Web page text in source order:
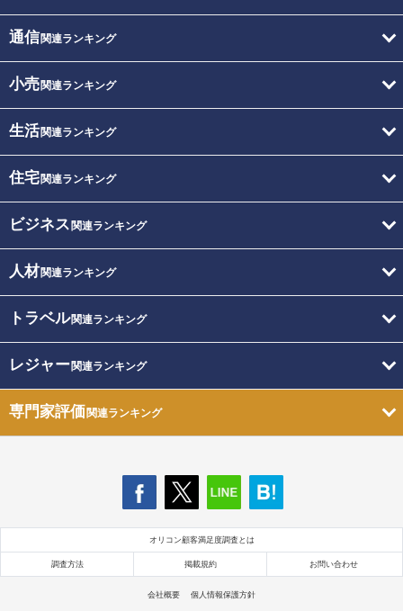
通信関連ランキング
小売関連ランキング
生活関連ランキング
住宅関連ランキング
ビジネス 関連ランキング
人材関連ランキング
トラベル関連ランキング
レジャー関連ランキング
専門家評価関連ランキング
オリコン顧客満足度調査とは
調査方法 掲載規約 お問い合わせ
会社概要 個人情報保護方針